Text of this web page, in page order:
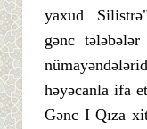
yaxud
gənc
həyəcanla ifa
Gənc I Qıza